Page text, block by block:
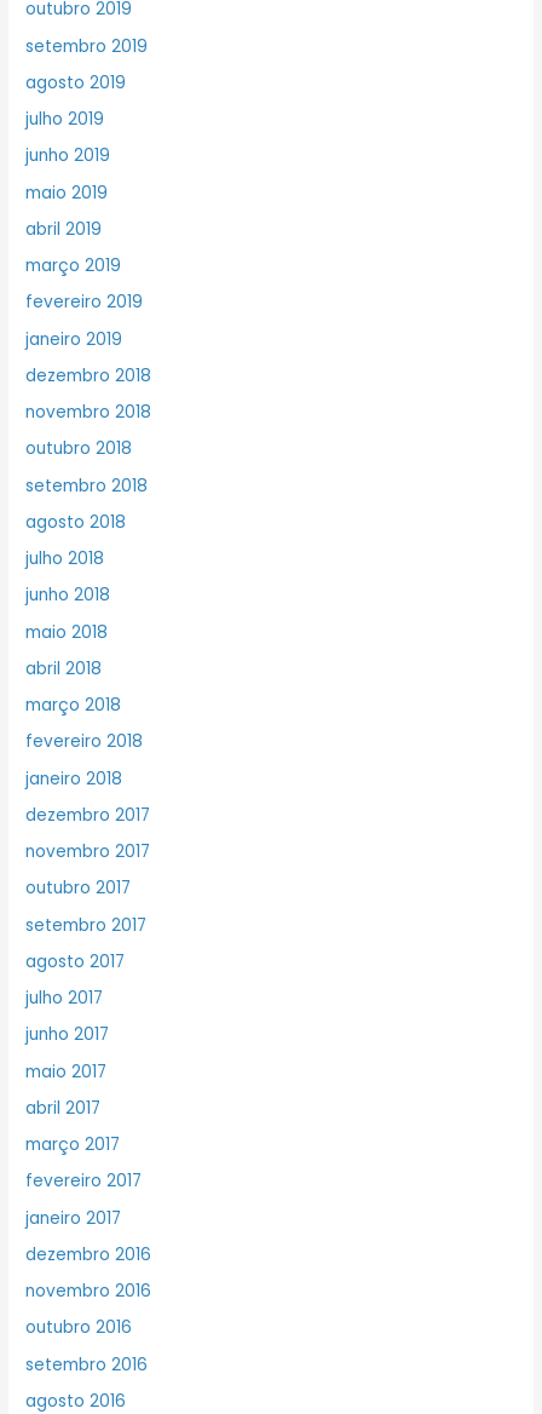
outubro 2019
setembro 2019
agosto 2019
julho 2019
junho 2019
maio 2019
abril 2019
março 2019
fevereiro 2019
janeiro 2019
dezembro 2018
novembro 2018
outubro 2018
setembro 2018
agosto 2018
julho 2018
junho 2018
maio 2018
abril 2018
março 2018
fevereiro 2018
janeiro 2018
dezembro 2017
novembro 2017
outubro 2017
setembro 2017
agosto 2017
julho 2017
junho 2017
maio 2017
abril 2017
março 2017
fevereiro 2017
janeiro 2017
dezembro 2016
novembro 2016
outubro 2016
setembro 2016
agosto 2016